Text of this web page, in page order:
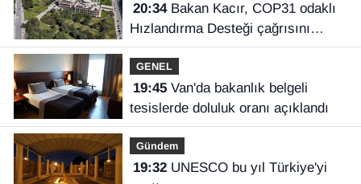
20:34Bakan Kacır, COP31 odaklı
Hızlandırma Desteği çağrısını
açıkladı
GENEL
19:45Van'da bakanlık belgeli
tesislerde doluluk oranı açıklandı
Gündem
19:32UNESCO bu yıl Türkiye'yi